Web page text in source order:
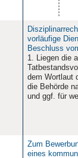
vorläufige
Beschluss
1. Liegen die
dem Wortlaut
die Behörde
und ggf. für
Zum
eines